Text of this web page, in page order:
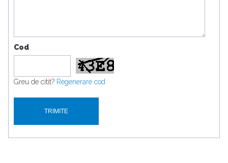
Cod
Greu de citit? Regenerare cod